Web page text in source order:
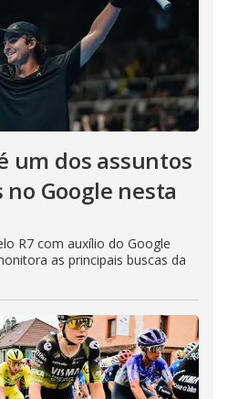
é um dos assuntos
Google nesta
R7 com auxílio do Google
as principais buscas da